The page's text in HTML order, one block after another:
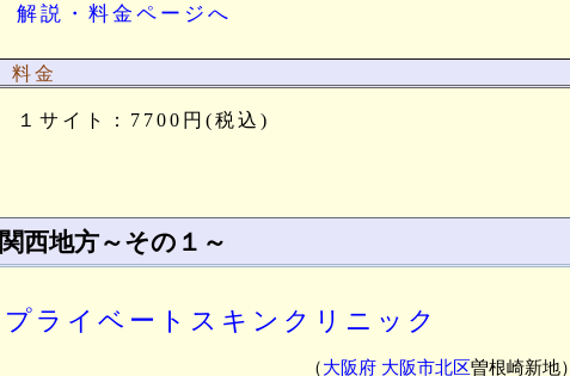
解説・料金ページへ
料金
１サイト：7700円(税込)
関西地方～その１～
プライベートスキンクリニック
（大阪府 大阪市北区曽根崎新地）